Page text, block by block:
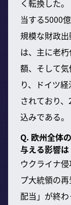
く転換した
当する5000
規模な財政
は、主に老
額、そして
り、ドイツ
されており
込みである。
Q. 欧州全体
与える影響は
ウクライナ
プ大統領の
配当」が終